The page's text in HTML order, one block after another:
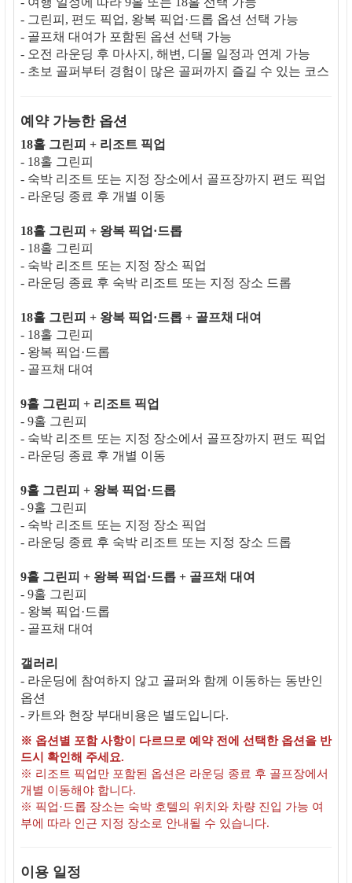
- 그린피, 편도 픽업, 왕복 픽업·드롭 옵션 선택 가능
- 골프채 대여가 포함된 옵션 선택 가능
- 오전 라운딩 후 마사지, 해변, 디몰 일정과 연계 가능
- 초보 골퍼부터 경험이 많은 골퍼까지 즐길 수 있는 코스
예약 가능한 옵션
18홀 그린피 + 리조트 픽업
- 18홀 그린피
- 숙박 리조트 또는 지정 장소에서 골프장까지 편도 픽업
- 라운딩 종료 후 개별 이동
18홀 그린피 + 왕복 픽업·드롭
- 18홀 그린피
- 숙박 리조트 또는 지정 장소 픽업
- 라운딩 종료 후 숙박 리조트 또는 지정 장소 드롭
18홀 그린피 + 왕복 픽업·드롭 + 골프채 대여
- 18홀 그린피
- 왕복 픽업·드롭
- 골프채 대여
9홀 그린피 + 리조트 픽업
- 9홀 그린피
- 숙박 리조트 또는 지정 장소에서 골프장까지 편도 픽업
- 라운딩 종료 후 개별 이동
9홀 그린피 + 왕복 픽업·드롭
- 9홀 그린피
- 숙박 리조트 또는 지정 장소 픽업
- 라운딩 종료 후 숙박 리조트 또는 지정 장소 드롭
9홀 그린피 + 왕복 픽업·드롭 + 골프채 대여
- 9홀 그린피
- 왕복 픽업·드롭
- 골프채 대여
갤러리
- 라운딩에 참여하지 않고 골퍼와 함께 이동하는 동반인
옵션
- 카트와 현장 부대비용은 별도입니다.
※ 옵션별 포함 사항이 다르므로 예약 전에 선택한 옵션을 반
드시 확인해 주세요.
※ 리조트 픽업만 포함된 옵션은 라운딩 종료 후 골프장에서
개별 이동해야 합니다.
※ 픽업·드롭 장소는 숙박 호텔의 위치와 차량 진입 가능 여
부에 따라 인근 지정 장소로 안내될 수 있습니다.
이용 일정